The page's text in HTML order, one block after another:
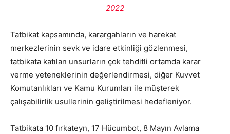
2022
Tatbikat kapsamında, karargahların ve harekat
merkezlerinin sevk ve idare etkinliği gözlenmesi,
tatbikata katılan unsurların çok tehditli ortamda karar
verme yeteneklerinin değerlendirmesi, diğer Kuvvet
Komutanlıkları ve Kamu Kurumları ile müşterek
çalışabilirlik usullerinin geliştirilmesi hedefleniyor.
Tatbikata 10 fırkateyn, 17 Hücumbot, 8 Mayın Avlama